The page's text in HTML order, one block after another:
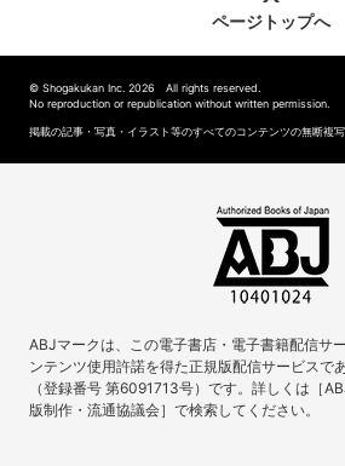
ページトップへ
© Shogakukan Inc. 2026 All rights reserved.
No reproduction or republication without written permission.
掲載の記事・写真・イラスト等のすべてのコンテンツの無断複写
ABJマークは、この電子書店・電子書籍配信サ
ンテンツ使用許諾を得た正規版配信サービスで
（登録番号 第6091713号）です。詳しくは［
版制作・流通協議会］で検索してください。